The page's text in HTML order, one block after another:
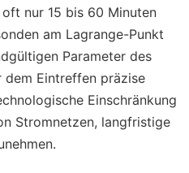
nur 15 bis 60 Minuten
am Lagrange-Punkt
Parameter des
dem Eintreffen präzise
Einschränkung
Stromnetzen, langfristige